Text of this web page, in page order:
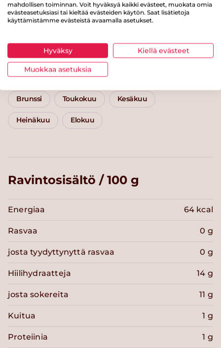
Kategoriat
Tahnat, levitteet ja säilykkeet Kasvikset
Marjat ja hedelmät Alle 30 minuuttia
Brunssi Toukokuu Kesäkuu
Heinäkuu Elokuu
Ravintosisältö / 100 g
Energiaa 64 kcal
Rasvaa 0 g
josta tyydyttynyttä rasvaa 0 g
Hiilihydraatteja 14 g
josta sokereita 11 g
Kuitua 1 g
Proteiinia 1 g
mahdollisen toiminnan. Voit hyväksyä kaikki evästeet, muokata omia
evästeasetuksiasi tai kieltää evästeiden käytön. Saat lisätietoja
käyttämistämme evästeistä avaamalla asetukset.
Hyväksy Kiellä evästeet
Muokkaa asetuksia